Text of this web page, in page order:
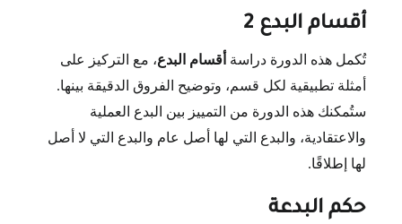
أقسام البدع 2
تُكمل هذه الدورة دراسة أقسام البدع، مع التركيز على
أمثلة تطبيقية لكل قسم، وتوضيح الفروق الدقيقة بينها.
ستُمكنك هذه الدورة من التمييز بين البدع العملية
والاعتقادية، والبدع التي لها أصل عام والبدع التي لا أصل
لها إطلاقًا.
حكم البدعة